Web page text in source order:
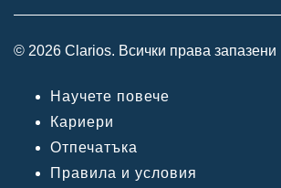
© 2026 Clarios. Всички права запазени
Научете повече
Кариери
Отпечатъка
Правила и условия